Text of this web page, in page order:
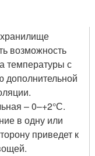
возможность
температуры с
– 0–+2°С.
в одну или
приведет к